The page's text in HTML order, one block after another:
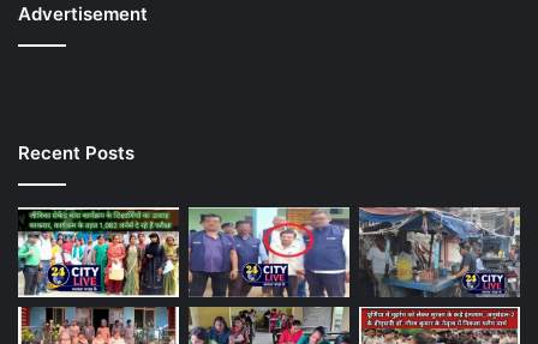
Advertisement
Recent Posts